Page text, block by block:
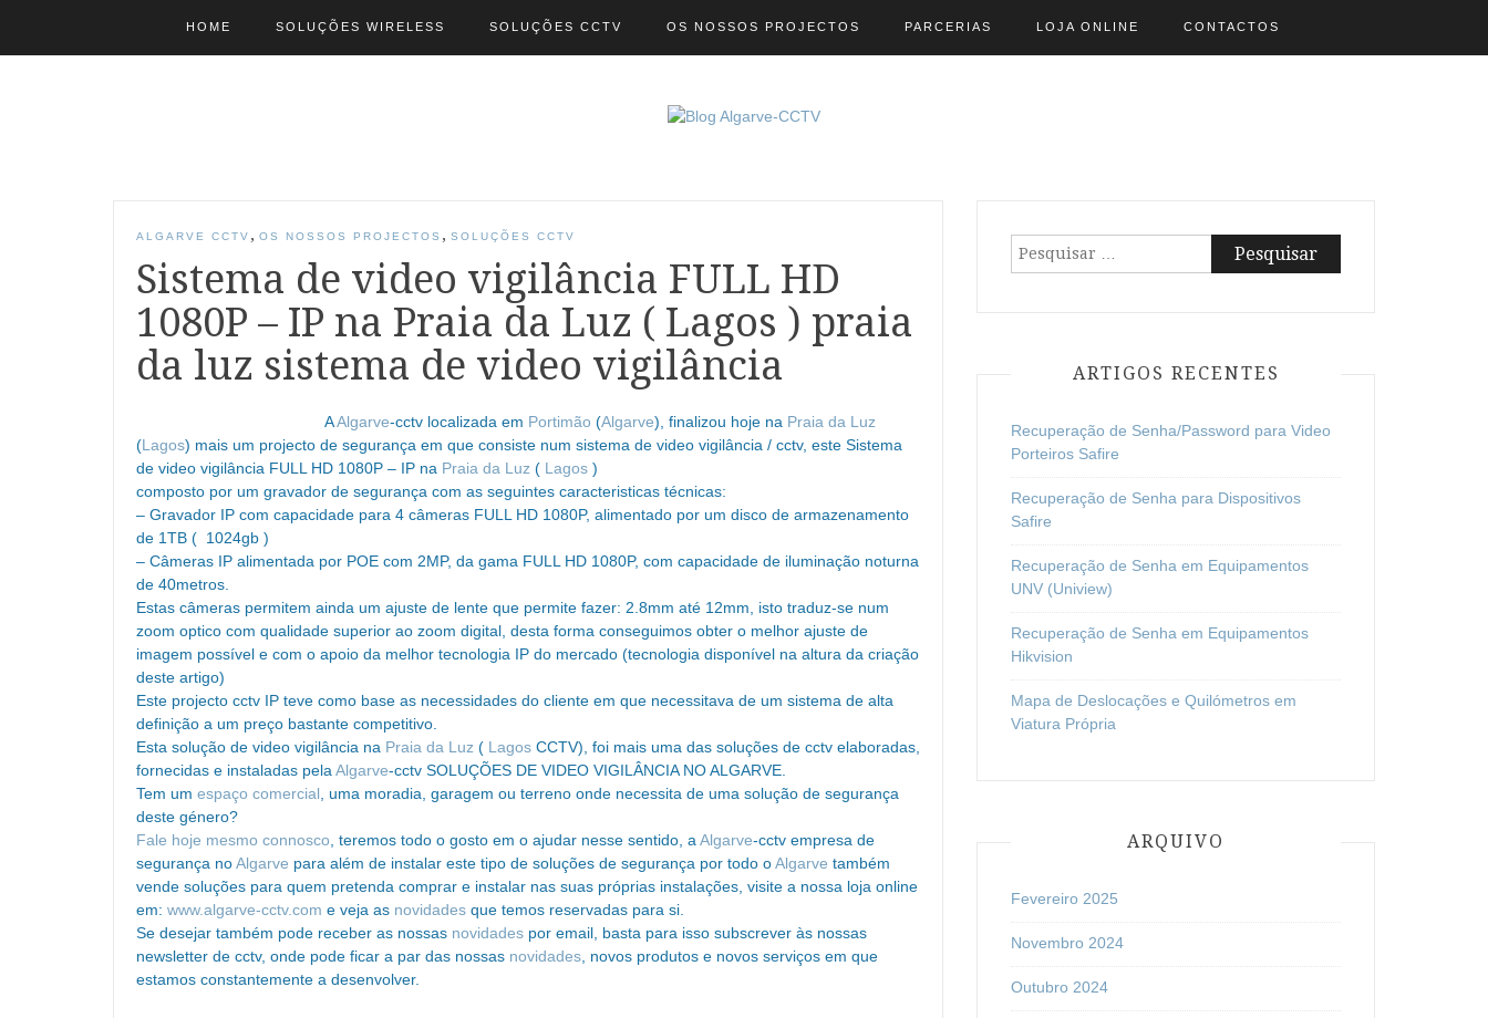
HOME SOLUÇÕES WIRELESS SOLUÇÕES CCTV OS NOSSOS PROJECTOS PARCERIAS LOJA ONLINE CONTACTOS
ALGARVE CCTV , OS NOSSOS PROJECTOS , SOLUÇÕES CCTV
Sistema de video vigilância FULL HD
1080P – IP na Praia da Luz ( Lagos ) praia
da luz sistema de video vigilância
AAlgarve-cctv localizada em Portimão (Algarve), finalizou hoje na Praia da Luz
(Lagos) mais um projecto de segurança em que consiste num sistema de video vigilância / cctv, este Sistema
de video vigilância FULL HD 1080P – IP na Praia da Luz ( Lagos )
composto por um gravador de segurança com as seguintes caracteristicas técnicas:
– Gravador IP com capacidade para 4 câmeras FULL HD 1080P, alimentado por um disco de armazenamento
de 1TB ( 1024gb )
– Câmeras IP alimentada por POE com 2MP, da gama FULL HD 1080P, com capacidade de iluminação noturna
de 40metros.
Estas câmeras permitem ainda um ajuste de lente que permite fazer: 2.8mm até 12mm, isto traduz-se num
zoom optico com qualidade superior ao zoom digital, desta forma conseguimos obter o melhor ajuste de
imagem possível e com o apoio da melhor tecnologia IP do mercado (tecnologia disponível na altura da criação
deste artigo)
Este projecto cctv IP teve como base as necessidades do cliente em que necessitava de um sistema de alta
definição a um preço bastante competitivo.
Esta solução de video vigilância na Praia da Luz ( Lagos CCTV), foi mais uma das soluções de cctv elaboradas,
fornecidas e instaladas pela Algarve-cctv SOLUÇÕES DE VIDEO VIGILÂNCIA NO ALGARVE.
Tem um espaço comercial , uma moradia, garagem ou terreno onde necessita de uma solução de segurança
deste género?
Fale hoje mesmo connosco , teremos todo o gosto em o ajudar nesse sentido, a Algarve-cctv empresa de
segurança noAlgarve para além de instalar este tipo de soluções de segurança por todo oAlgarve também
vende soluções para quem pretenda comprar e instalar nas suas próprias instalações, visite a nossa loja online
em: www.algarve-cctv.com e veja as novidades que temos reservadas para si.
Se desejar também pode receber as nossas novidades por email, basta para isso subscrever às nossas
newsletter de cctv, onde pode ficar a par das nossas novidades , novos produtos e novos serviços em que
estamos constantemente a desenvolver.
Pesquisar
por:
ARTIGOS RECENTES
Recuperação de Senha/Password para Video
Porteiros Safire
Recuperação de Senha para Dispositivos
Safire
Recuperação de Senha em Equipamentos
UNV (Uniview)
Recuperação de Senha em Equipamentos
Hikvision
Mapa de Deslocações e Quilómetros em
Viatura Própria
ARQUIVO
Fevereiro 2025
Novembro 2024
Outubro 2024